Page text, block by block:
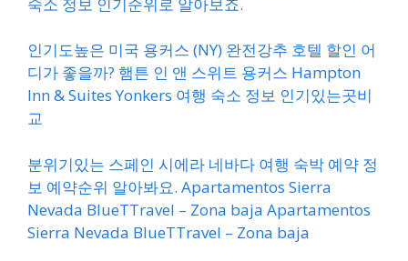
인기도높은 미국 용커스 (NY) 완전강추 호텔 할인 어
디가 좋을까? 햄튼 인 앤 스위트 용커스 Hampton
Inn & Suites Yonkers 여행 숙소 정보 인기있는곳비
교
분위기있는 스페인 시에라 네바다 여행 숙박 예약 정
보 예약순위 알아봐요. Apartamentos Sierra
Nevada BlueTTravel – Zona baja Apartamentos
Sierra Nevada BlueTTravel – Zona baja